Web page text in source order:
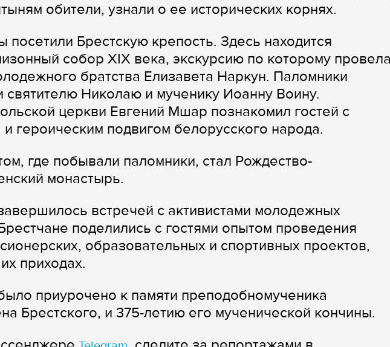
обители, узнали о ее исторических корнях.
Брестскую крепость. Здесь находится
собор XIX века, экскурсию по которому провела
братства Елизавета Наркун. Паломники
святителю Николаю и мученику Иоанну Воину.
церкви Евгений Мшар познакомил гостей с
и героическим подвигом белорусского народа.
где побывали паломники, стал Рождество-
монастырь.
встречей с активистами молодежных
поделились с гостями опытом проведения
образовательных и спортивных проектов,
приходах.
приурочено к памяти преподобномученика
Брестского, и 375-летию его мученической кончины.